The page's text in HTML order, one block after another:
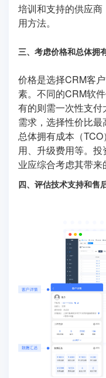
培训和支持的供应
用方法。
三、考虑价格和总体拥
价格是选择CRM客
素。不同的CRM软
有的则需一次性支
需求，选择性价比
总体拥有成本（
用、升级费用等。
业应综合考虑其带来
四、评估技术支持和售